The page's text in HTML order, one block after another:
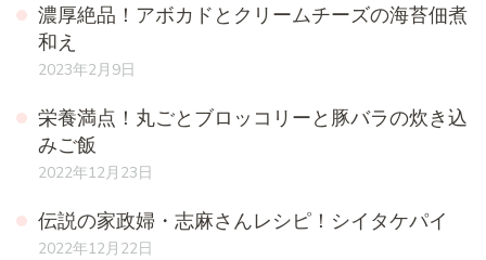
濃厚絶品！アボカドとクリームチーズの海苔佃煮
和え
2023年2月9日
栄養満点！丸ごとブロッコリーと豚バラの炊き込
みご飯
2022年12月23日
伝説の家政婦・志麻さんレシピ！シイタケパイ
2022年12月22日